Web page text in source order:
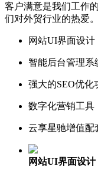
客户满意是我们工作
们对外贸行业的热爱。
网站UI界面设计
智能后台管理系
强大的SEO优化
数字化营销工具
云享星驰增值配
网站UI界面设计